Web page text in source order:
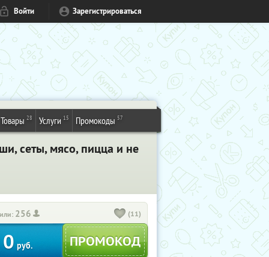
Войти Зарегистрироваться
Товары 28 Услуги 15 Промокоды 57
сеты, мясо, пицца и не
256 (11)
0 руб.